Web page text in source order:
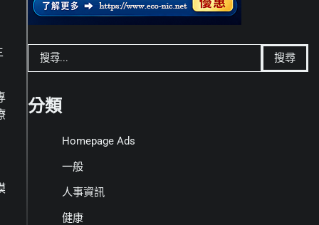
尋
鍵
分類
Homepage Ads
一般
人事資訊
健康